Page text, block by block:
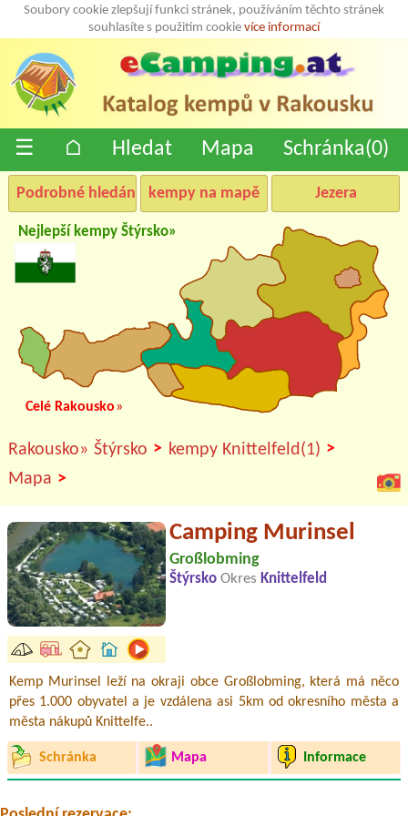
Soubory cookie zlepšují funkci stránek, používáním těchto stránek
souhlasíte s použitím cookie více informací
☰ ⌂ Hledat Mapa Schránka(0)
Podrobné hledání kempy na mapě Jezera
Nejlepší kempy Štýrsko»
Celé Rakousko»
Rakousko» Štýrsko > kempy Knittelfeld(1) >
Mapa >
Camping Murinsel
Großlobming
Štýrsko Okres Knittelfeld
Kemp Murinsel leží na okraji obce Großlobming, která má něco
přes 1.000 obyvatel a je vzdálena asi 5km od okresního města a
města nákupů Knittelfe..
Schránka Mapa Informace
Termín od 2026-07-28 |
Panoramacamping Westendorf
Nein1 x Stellplatz für Wohnmobil